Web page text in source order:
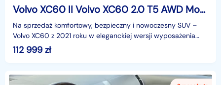
Volvo XC60 II Volvo XC60 2.0 T5 AWD Momentum (2021) – Denim Blue Metallic !
Na sprzedaż komfortowy, bezpieczny i nowoczesny SUV –
Volvo XC60 z 2021 roku w eleganckiej wersji wyposażenia
Momentum. Samochód napędzany jest dynamicznym siln
112 999 zł